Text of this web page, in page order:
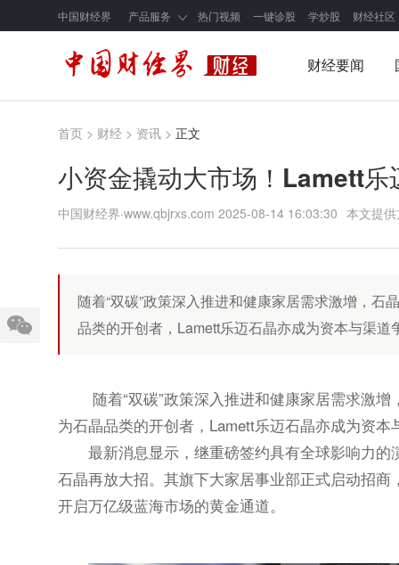
中国财经界 产品服务 热门视频 一键诊股 学炒股 财经社区
财经要闻
首页 > 财经 > 资讯 > 正文
小资金撬动大市场！Lamett
中国财经界·www.qbjrxs.com 2025-08-14 16:03:30 本文提
随着“双碳”政策深入推进和健康家居需求激增，
品类的开创者，Lamett乐迈石晶亦成为资本与渠道
随着“双碳”政策深入推进和健康家居需求激
为石晶品类的开创者，Lamett乐迈石晶亦成为资
最新消息显示，继重磅签约具有全球影响力
石晶再放大招。其旗下大家居事业部正式启动招
开启万亿级蓝海市场的黄金通道。